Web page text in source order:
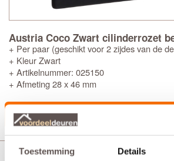
Toestemming Details
Austria Coco Zwart cilinderrozet
+ Per paar (geschikt voor 2 zijdes van de
+ Kleur Zwart
+ Artikelnummer: 025150
+ Afmeting 28 x 46 mm
Austria Coco zwart Deurkruk